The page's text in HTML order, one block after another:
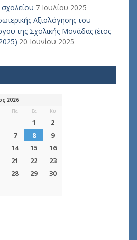
7 Ιουλίου 2025
Αξιολόγησης του
της Σχολικής Μονάδας (έτος
20 Ιουνίου 2025